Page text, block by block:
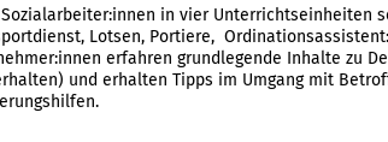
Sozialarbeiter:innen in vier
Lotsen, Portiere,
erfahren grundlegende Inhalte zu
und erhalten Tipps im Umgang mit